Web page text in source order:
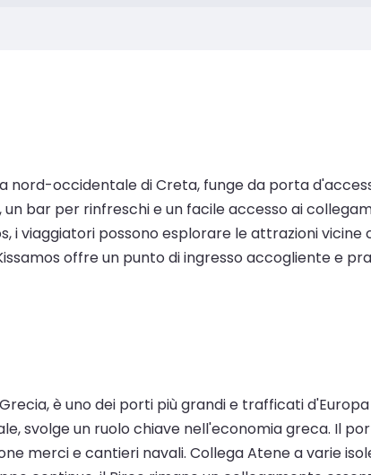
nord-occidentale di Creta, funge da porta
un bar per rinfreschi e un facile accesso ai
i viaggiatori possono esplorare le attrazioni
offre un punto di ingresso accogliente e
è uno dei porti più grandi e trafficati
svolge un ruolo chiave nell'economia greca. Il
merci e cantieri navali. Collega Atene a varie